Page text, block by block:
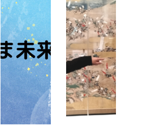
活性化,坂城町
史遺産,講演,長野
県立歴史館
国スポ【第２
面】活動報告
／山城狼煙リ
レー【第３
面】行政／候
補者公開討論
会【第４面～
５面】特別紙
面／戸倉駅前
ちくま未来戦
略研究機構
第２回ちくま
未来サロン
◇まち未来チ
ャツト テー
マ「市長選後
の千曲市未来